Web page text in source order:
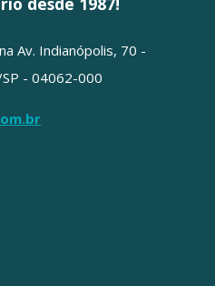
Av. Indianópolis, 70 -
- 04062-000